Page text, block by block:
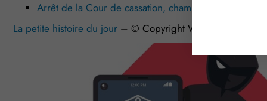
Arrêt de la Cour de cassation, chambre
La petite histoire du jour – © Copyright WebLex